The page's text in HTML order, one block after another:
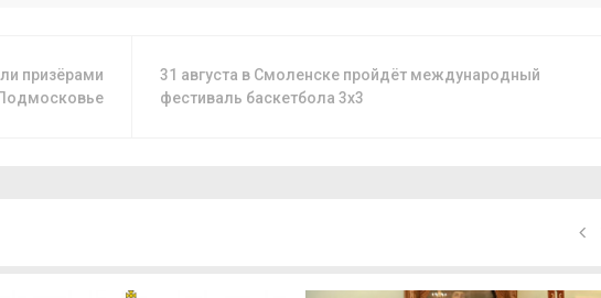
призёрами
31 августа в Смоленске пройдёт международный
фестиваль баскетбола 3x3